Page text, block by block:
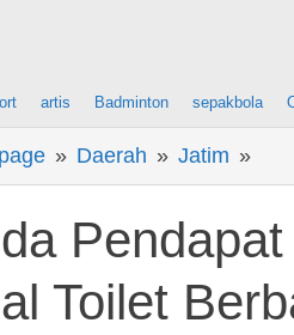
artis Badminton sepakbola
» Daerah » Jatim »
Toilet